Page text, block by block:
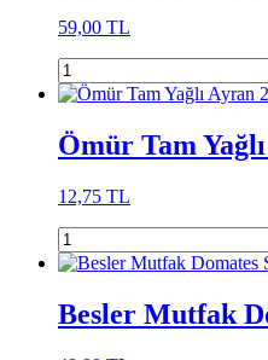
59,00 TL
Ömür Tam
12,75 TL
Besler Mutfak